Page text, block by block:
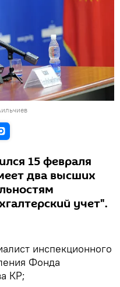
15 февраля
два высших
учет".
инспекционного
Фонда
КР;